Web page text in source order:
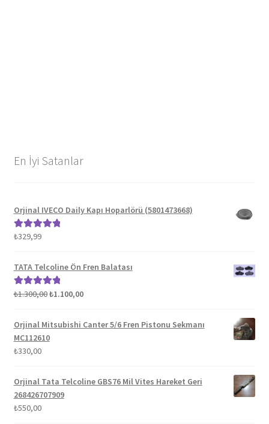
En İyi Satanlar
Orjinal IVECO Daily Kapı Hoparlörü (5801473668)
5 üzerinden
₺329,99
TATA Telcoline Ön Fren Balatası
5 üzerinden
₺1.300,00Orijinal
₺1.300,00.
₺1.100,00Şu
fiyat:
Orjinal Mitsubishi Canter 5/6 Fren Pistonu Sekmanı
MC112610
₺330,00
Orjinal Tata Telcoline GBS76 Mil Vites Hareket Geri
268426707909
₺550,00